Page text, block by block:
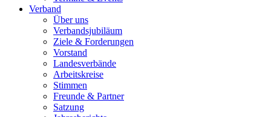
Verband
Über uns
Verbandsjubiläum
Ziele & Forderungen
Vorstand
Landesverbände
Arbeitskreise
Stimmen
Freunde & Partner
Satzung